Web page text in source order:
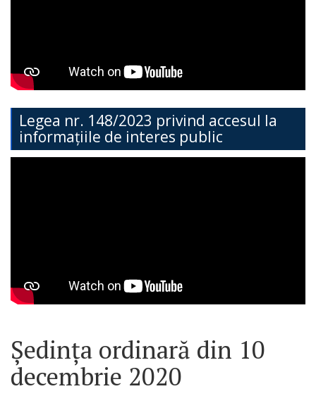
Dezvoltare
Teritorială
Secția
Serviciul
Arhitectură,
și
Cadastru
Legea nr. 148/2023 privind accesul la
informațiile de interes public
Ședința ordinară din 10
decembrie 2020